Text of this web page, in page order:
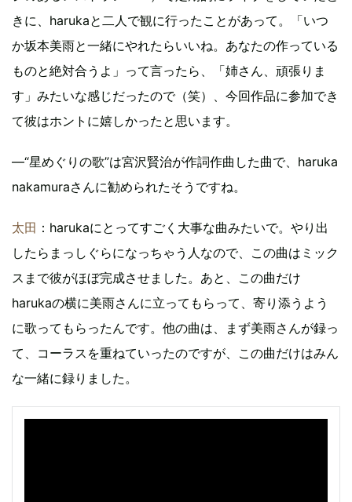
きに、harukaと二人で観に行ったことがあって。「いつ
か坂本美雨と一緒にやれたらいいね。あなたの作っている
ものと絶対合うよ」って言ったら、「姉さん、頑張りま
す」みたいな感じだったので（笑）、今回作品に参加でき
て彼はホントに嬉しかったと思います。
―“星めぐりの歌”は宮沢賢治が作詞作曲した曲で、haruka
nakamuraさんに勧められたそうですね。
太田 ：harukaにとってすごく大事な曲みたいで。やり出
したらまっしぐらになっちゃう人なので、この曲はミック
スまで彼がほぼ完成させました。あと、この曲だけ
harukaの横に美雨さんに立ってもらって、寄り添うよう
に歌ってもらったんです。他の曲は、まず美雨さんが録っ
て、コーラスを重ねていったのですが、この曲だけはみん
な一緒に録りました。